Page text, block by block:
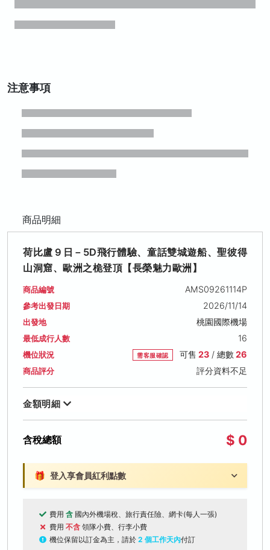
注意事項
商品明細
荷比盧９日－5D飛行體驗、童話雙城遊船、聖彼得
山洞窟、歐洲之桅登頂【長榮魅力歐洲】
商品編號 AMS09261114P
參考出發日期 2026/11/14
出發地 桃園國際機場
最低成行人數 16
機位狀況 需客服確認 可售 23/ 總數26
商品評分 評分資料不足
金額明細
含稅總額 $ 0
🎁 登入享會員紅利點數
費用 含 國內外機場稅、旅行責任險、網卡(每人一張)
費用 不含 領隊小費、行李小費
機位保留以訂金為主，請於 2 個工作天內付訂